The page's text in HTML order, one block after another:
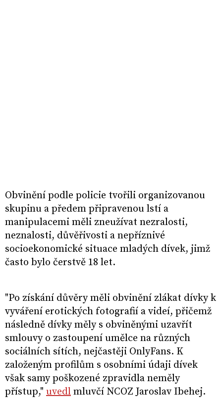
Obvinění podle policie tvořili organizovanou
skupinu a předem připravenou lstí a
manipulacemi měli zneužívat nezralosti,
neznalosti, důvěřivosti a nepříznivé
socioekonomické situace mladých dívek, jimž
často bylo čerstvě 18 let.
"Po získání důvěry měli obvinění zlákat dívky k
vyváření erotických fotografií a videí, přičemž
následně dívky měly s obviněnými uzavřít
smlouvy o zastoupení umělce na různých
sociálních sítích, nejčastěji OnlyFans. K
založeným profilům s osobními údaji dívek
však samy poškozené zpravidla neměly
přístup," uvedl mluvčí NCOZ Jaroslav Ibehej.